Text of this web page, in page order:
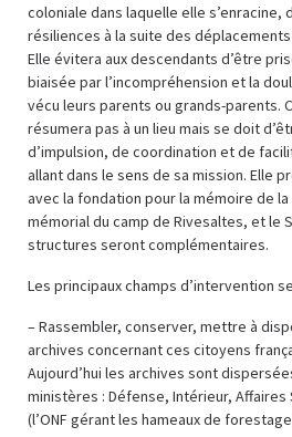
coloniale dans laquelle elle
résiliences à la suite des
Elle évitera aux descendants d’être
biaisée par l’incompréhension et la
vécu leurs parents ou grands-parents.
résumera pas à un lieu mais se doit
d’impulsion, de coordination et de
allant dans le sens de sa mission. Elle
avec la fondation pour la mémoire de
mémorial du camp de Rivesaltes, et le
structures seront complémentaires.
Les principaux champs d’intervention
– Rassembler, conserver, mettre à
archives concernant ces citoyens
Aujourd’hui les archives sont
ministères : Défense, Intérieur,
(l’ONF gérant les hameaux de